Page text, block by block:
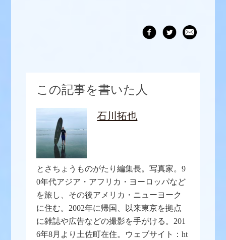
この記事を書いた人
石川拓也
とさちょうものがたり編集長。写真家。9
0年代アジア・アフリカ・ヨーロッパなど
を旅し、その後アメリカ・ニューヨーク
に住む。2002年に帰国、以来東京を拠点
に雑誌や広告などの撮影を手がける。201
6年8月より土佐町在住。ウェブサイト：ht